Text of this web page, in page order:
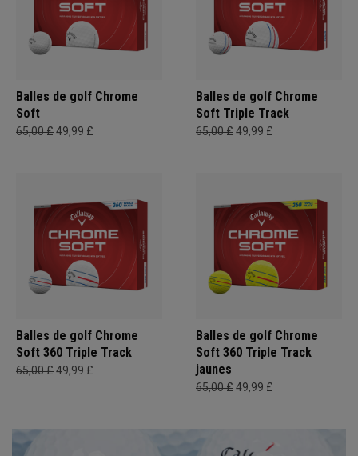
Balles de golf Chrome
Soft
65,00 £49,99 £
Balles de golf Chrome
Soft Triple Track
65,00 £49,99 £
Balles de golf Chrome
Soft 360 Triple Track
65,00 £49,99 £
Balles de golf Chrome
Soft 360 Triple Track
jaunes
65,00 £49,99 £